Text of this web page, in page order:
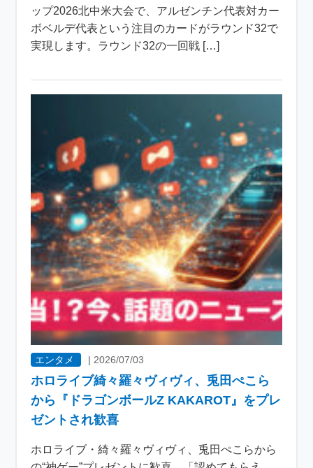
ップ2026北中米大会で、アルゼンチン代表対カー
ボベルデ代表という注目のカードがラウンド32で
実現します。ラウンド32の一回戦 […]
エンタメ | 2026/07/03
ホロライブ綺々羅々ヴィヴィ、兎田ぺこら
から『ドラゴンボールZ KAKAROT』をプレ
ゼントされ歓喜
ホロライブ・綺々羅々ヴィヴィ、兎田ぺこらから